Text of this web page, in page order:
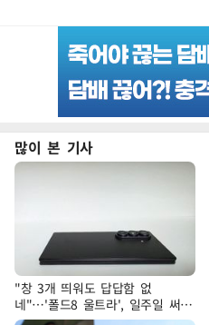
많이 본 기사
"창 3개 띄워도 답답함 없
네"…'폴드8 울트라', 일주일 써보
니